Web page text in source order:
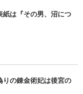
紙は『その男、沼につ
りの錬金術妃は後宮の